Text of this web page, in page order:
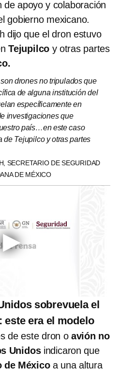
apoyo y colaboración
gobierno mexicano.
dijo que el dron estuvo
Tejupilco y otras partes
drones no tripulados que
de alguna institución del
específicamente en
investigaciones que
país…en este caso
de Tejupilco y otras partes
SECRETARIO DE SEGURIDAD
DE MÉXICO
sobrevuela el
este era el modelo
de este dron o avión no
Unidosindicaron que
de Méxicoa una altura